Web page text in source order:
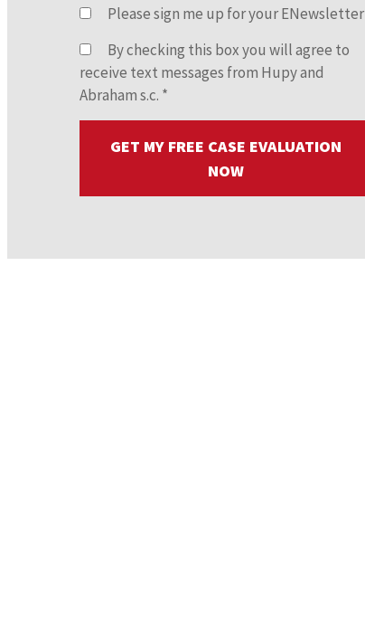
Please sign me up for your ENewsletter
By checking this box you will agree to
receive text messages from Hupy and
Abraham s.c. *
GET MY FREE CASE EVALUATION
NOW